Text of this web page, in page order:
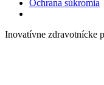
Ochrana súkromia
Inovatívne zdravotnícke